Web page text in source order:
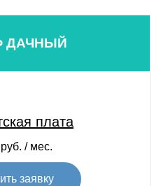
ДАЧНЫЙ
плата
/ мес.
заявку